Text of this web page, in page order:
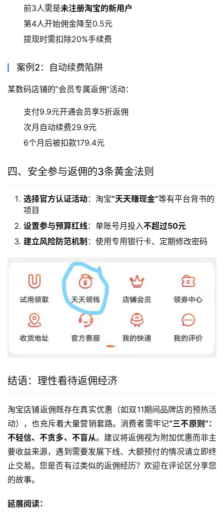
前3人需是未注册淘宝的新用户
第4人开始佣金降至0.5元
提现时需扣除20%手续费
案例2：自动续费陷阱
某数码店铺的”会员专属返佣”活动：
支付9.9元开通会员享5折返佣
次月自动续费29.9元
6个月后被扣款179.4元
四、安全参与返佣的3条黄金法则
选择官方认证活动：淘宝“天天赚现金”等有平台背书的
项目
设置参与预算红线：单账号月投入不超过50元
建立风险防范机制 ：使用专用银行卡、定期修改密码
结语：理性看待返佣经济
淘宝店铺返佣既存在真实优惠（如双11期间品牌店的预热活
动），也充斥着大量营销套路。消费者需牢记“三不原则”：
不轻信、不贪多、不盲从。建议将返佣视为附加优惠而非主
要收益来源，遇到需要发展下线、大额预付的情况请立即终
止交易。您是否有过类似的返佣经历？欢迎在评论区分享您
的故事。
延展阅读：